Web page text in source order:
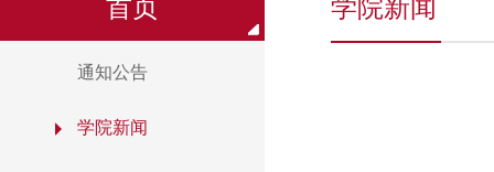
首页
通知公告
学院新闻
学院新闻